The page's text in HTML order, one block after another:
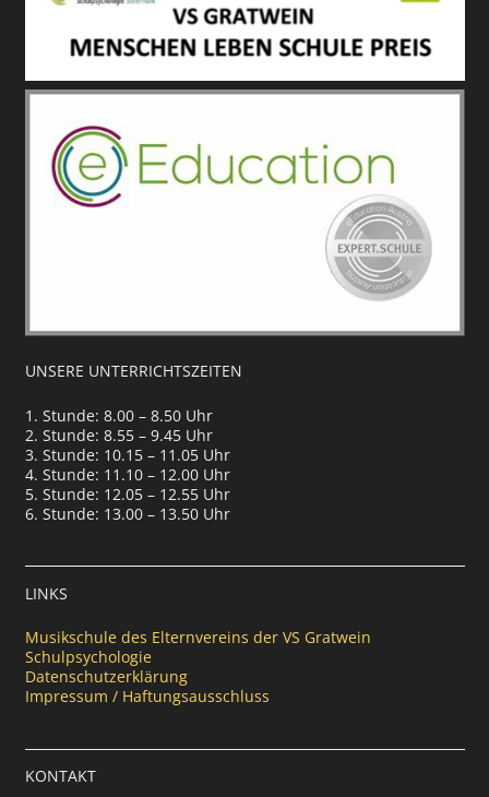
UNSERE UNTERRICHTSZEITEN
1. Stunde: 8.00 – 8.50 Uhr
2. Stunde: 8.55 – 9.45 Uhr
3. Stunde: 10.15 – 11.05 Uhr
4. Stunde: 11.10 – 12.00 Uhr
5. Stunde: 12.05 – 12.55 Uhr
6. Stunde: 13.00 – 13.50 Uhr
LINKS
Musikschule des Elternvereins der VS Gratwein
Schulpsychologie
Datenschutzerklärung
Impressum / Haftungsausschluss
KONTAKT